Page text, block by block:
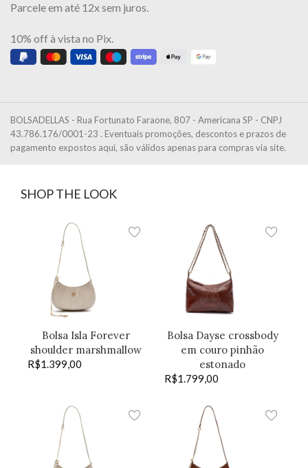
Parcele em até 12x sem juros.
10% off à vista no Pix.
BOLSADELLAS - Rua Fortunato Faraone, 807 - Americana SP - CNPJ
43.786.176/0001-23 . Eventuais promoções, descontos e prazos de
pagamento expostos aqui, são válidos apenas para compras via site.
SHOP THE LOOK
Bolsa Isla Forever
shoulder marshmallow
R$1.399,00
Bolsa Dayse crossbody
em couro pinhão
estonado
R$1.799,00